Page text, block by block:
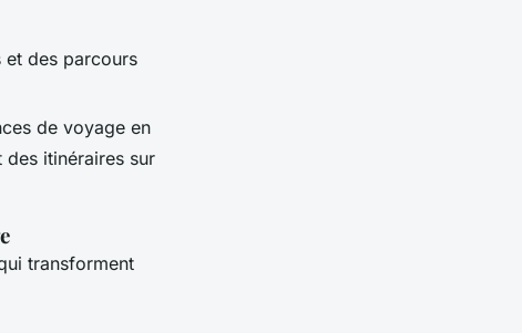
et des parcours
de voyage en
itinéraires sur
transforment